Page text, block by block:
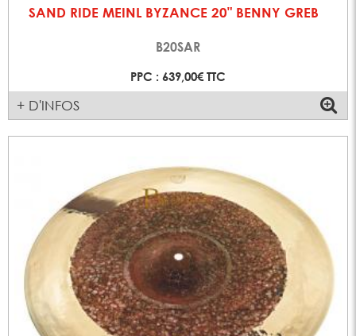
SAND RIDE MEINL BYZANCE 20" BENNY GREB
B20SAR
PPC : 639,00€ TTC
+ D'INFOS